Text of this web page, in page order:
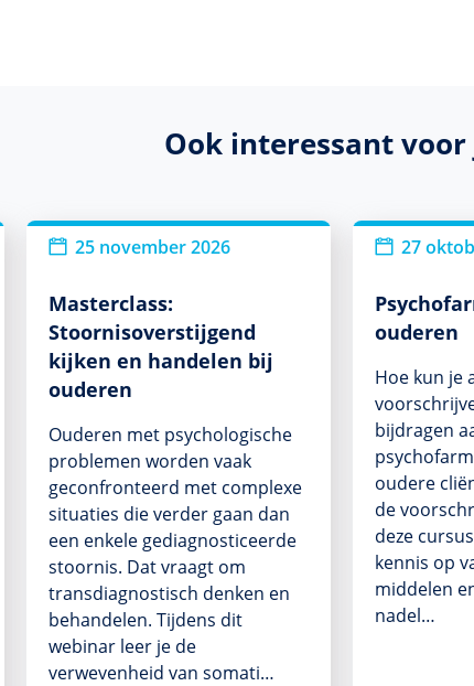
Ook interessant voor
25 november 2026
Masterclass:
Stoornisoverstijgend
kijken en handelen bij
ouderen
Ouderen met psychologische
problemen worden vaak
geconfronteerd met complexe
situaties die verder gaan dan
een enkele gediagnosticeerde
stoornis. Dat vraagt om
transdiagnostisch denken en
behandelen. Tijdens dit
webinar leer je de
verwevenheid van somati…
27
ouderen
Hoe kun je
bijdragen
oudere
de
deze
kennis op
middelen
nadel…